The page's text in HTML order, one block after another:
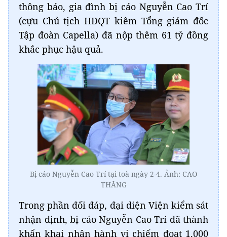
thông báo, gia đình bị cáo Nguyễn Cao Trí
(cựu Chủ tịch HĐQT kiêm Tổng giám đốc
Tập đoàn Capella) đã nộp thêm 61 tỷ đồng
khắc phục hậu quả.
Bị cáo Nguyễn Cao Trí tại toà ngày 2-4. Ảnh: CAO
THĂNG
Trong phần đối đáp, đại diện Viện kiểm sát
nhận định, bị cáo Nguyễn Cao Trí đã thành
khẩn khai nhận hành vi chiếm đoạt 1.000